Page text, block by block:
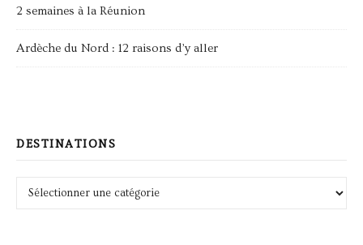
2 semaines à la Réunion
Ardèche du Nord : 12 raisons d’y aller
DESTINATIONS
Destinations